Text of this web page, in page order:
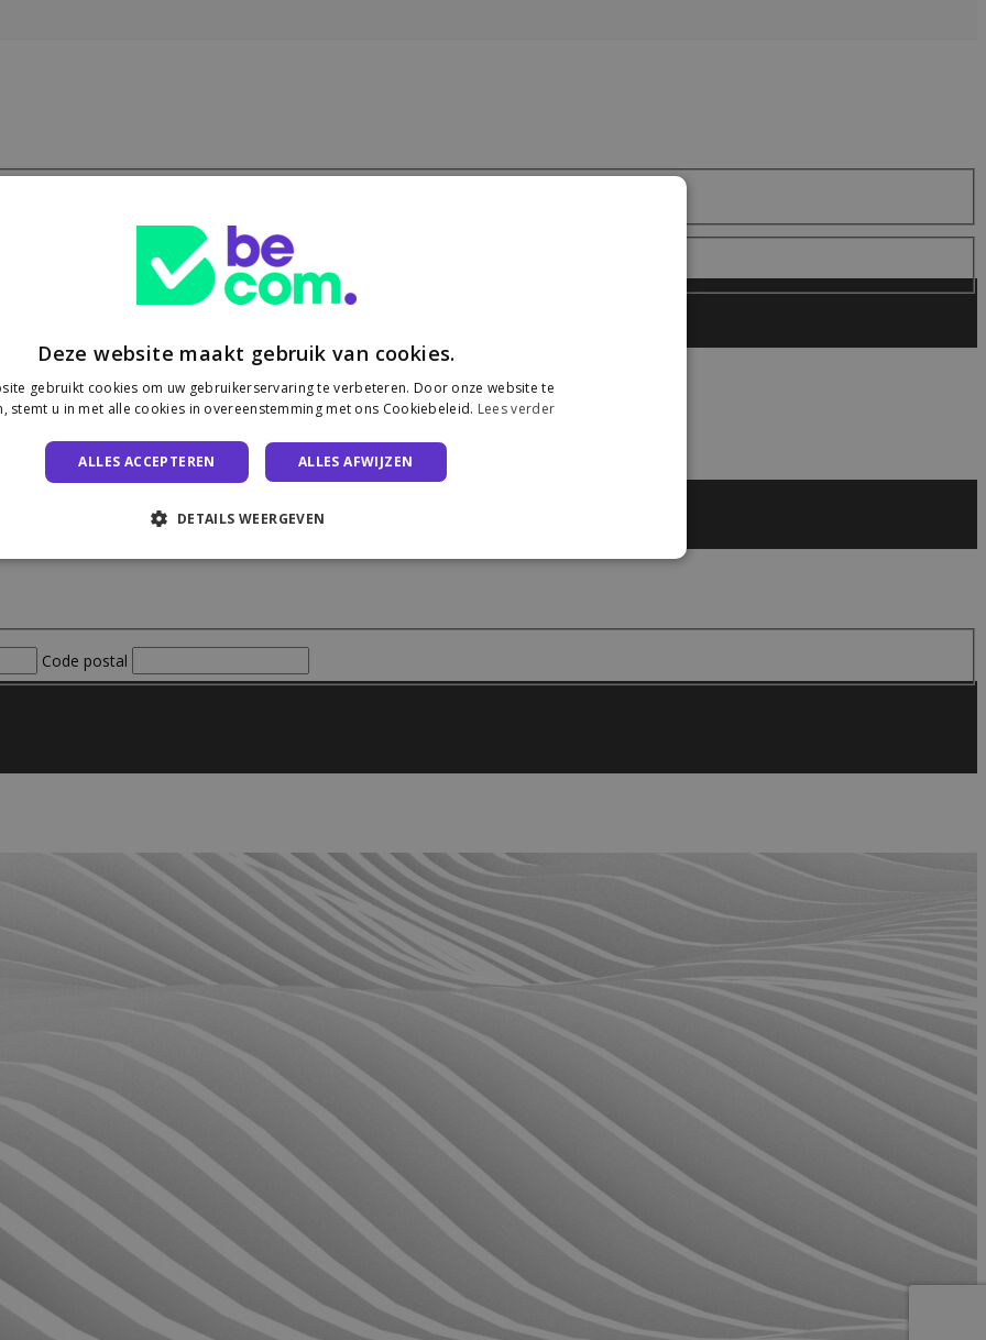
Code postal
Deze website maakt gebruik van cookies.
gebruikt cookies om uw gebruikerservaring te verbeteren. Door onze website te
stemt u in met alle cookies in overeenstemming met ons Cookiebeleid. Lees verder
ALLES ACCEPTEREN ALLES AFWIJZEN
DETAILS WEERGEVEN